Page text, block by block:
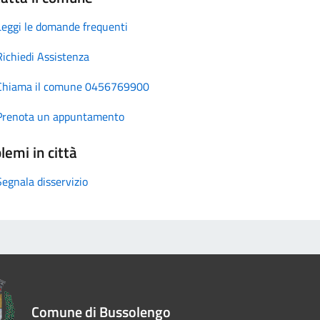
le domande frequenti
Assistenza
il comune 0456769900
un appuntamento
in città
disservizio
Comune di Bussolengo